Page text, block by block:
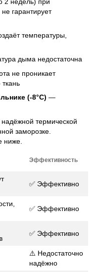
гарантирует
температуры,
дыма недостаточна
не проникает
(-8°C) —
термической
заморозке.
ниже.
Эффективность
✅ Эффективно
✅ Эффективно
✅ Эффективно
⚠️ Недостаточно
надёжно